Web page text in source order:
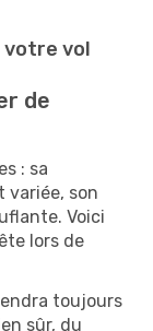
votre vol
de
: sa
variée, son
Voici
lors de
toujours
sûr, du